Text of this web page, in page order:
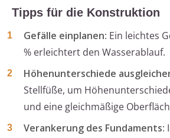
Tipps für die Konstruktion
Gefälle einplanen: Ein leichtes
% erleichtert den Wasserablauf.
Höhenunterschiede
Stellfüße, um
und eine gleichmäßige
Verankerung des Fundaments: